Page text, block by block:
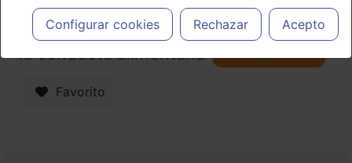
profesionales facultados prescribir medicamentos y decidir, en
cada caso concreto, el tratamiento más adecuado a las
necesidades del paciente.
Configurar cookies Rechazar Acepto
Actualidad y Artículos|Trastornos de
la conducta alimentaria
Favorito